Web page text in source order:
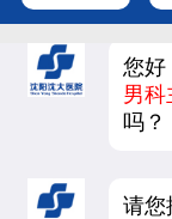
您好
男科
吗？
请您